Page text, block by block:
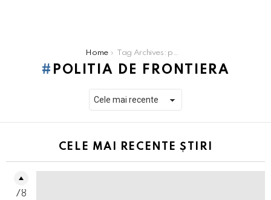
Home Tag Archives: politia de frontiera
POLITIA DE FRONTIERA
CELE MAI RECENTE ȘTIRI
78